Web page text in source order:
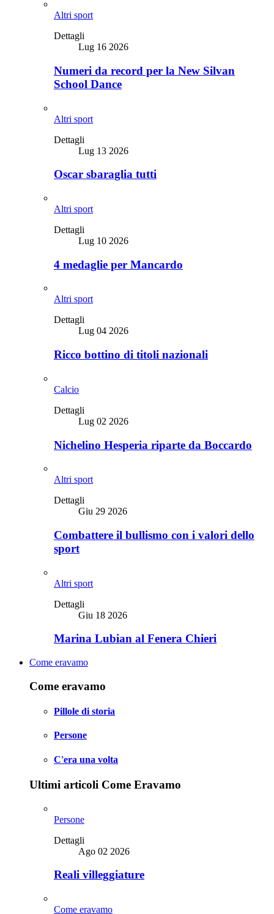
Altri sport
Dettagli
Lug 16 2026
Numeri da record per la New Silvan
School Dance
Altri sport
Dettagli
Lug 13 2026
Oscar sbaraglia tutti
Altri sport
Dettagli
Lug 10 2026
4 medaglie per Mancardo
Altri sport
Dettagli
Lug 04 2026
Ricco bottino di titoli nazionali
Calcio
Dettagli
Lug 02 2026
Nichelino Hesperia riparte da Boccardo
Altri sport
Dettagli
Giu 29 2026
Combattere il bullismo con i valori dello
sport
Altri sport
Dettagli
Giu 18 2026
Marina Lubian al Fenera Chieri
Come eravamo
Come eravamo
Pillole di storia
Persone
C'era una volta
Ultimi articoli Come Eravamo
Persone
Dettagli
Ago 02 2026
Reali villeggiature
Come eravamo